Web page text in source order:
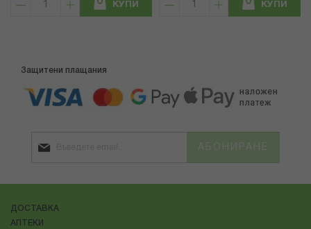
КУПИ КУПИ
Защитени плащания
АБОНИРАНЕ
ДОСТАВКА
АПТЕКИ